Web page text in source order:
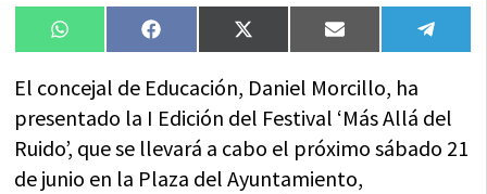
Compartir
en
WhatsAppCompartir
en
FacebookCompartir
en
X
(Twitter)
Compartir
en
Email
en
El concejal de Educación, Daniel Morcillo, ha
presentado la I Edición del Festival ‘Más Allá del
Ruido’, que se llevará a cabo el próximo sábado 21
de junio en la Plaza del Ayuntamiento,